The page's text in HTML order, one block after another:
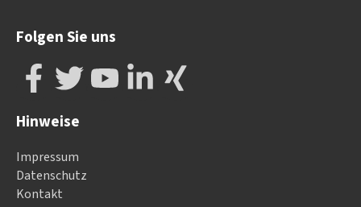
Folgen Sie uns
Hinweise
Impressum
Datenschutz
Kontakt